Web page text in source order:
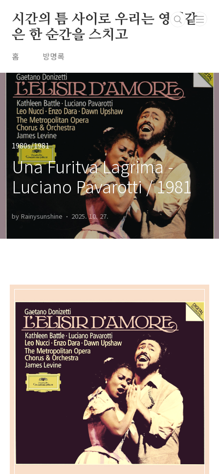
시간의 틈 사이로 우리는 영원같
은 한 순간을 스치고
홈 방명록
1980s/1981
Una Furitva Lagrima -
Luciano Pavarotti / 1981
by Rainysunshine 2025. 10. 27.